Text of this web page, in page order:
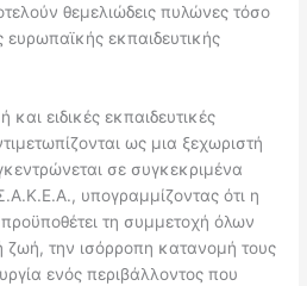
θεμελιώδεις πυλώνες τόσο
ευρωπαϊκής εκπαιδευτικής
ειδικές εκπαιδευτικές
ως μια ξεχωριστή
σε συγκεκριμένα
υπογραμμίζοντας ότι η
τη συμμετοχή όλων
την ισόρροπη κατανομή τους
ενός περιβάλλοντος που